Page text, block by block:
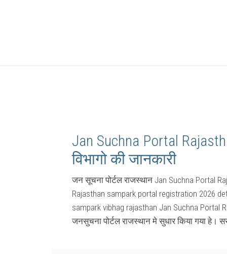
Jan Suchna Portal
विभागो की जानकारी
जन सूचना पोर्टल राजस्थान Jan Suchna Portal
Rajasthan sampark portal registration 2026
sampark vibhag rajasthan Jan Suchna Portal
जनसुचना पोर्टल राजस्थान मे सुधार किया गया हे।